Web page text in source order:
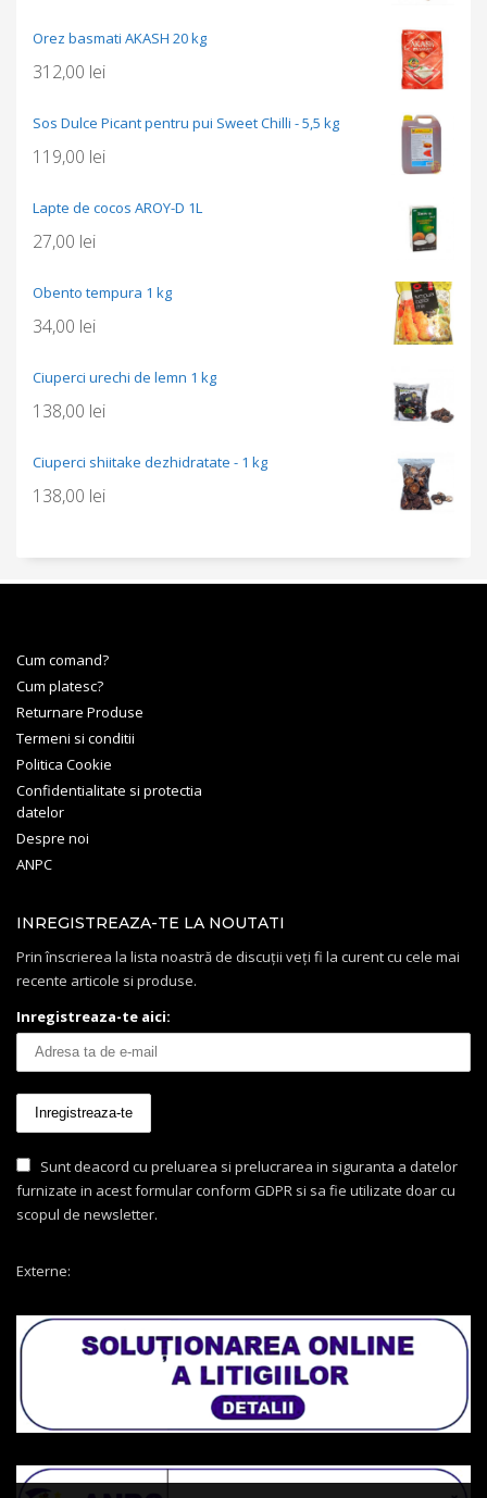
Orez basmati AKASH 20 kg
312,00 lei
Sos Dulce Picant pentru pui Sweet Chilli - 5,5 kg
119,00 lei
Lapte de cocos AROY-D 1L
27,00 lei
Obento tempura 1 kg
34,00 lei
Ciuperci urechi de lemn 1 kg
138,00 lei
Ciuperci shiitake dezhidratate - 1 kg
138,00 lei
Cum comand?
Cum platesc?
Returnare Produse
Termeni si conditii
Politica Cookie
Confidentialitate si protectia
datelor
Despre noi
ANPC
INREGISTREAZA-TE LA NOUTATI
Prin înscrierea la lista noastră de discuții veți fi la curent cu cele mai
recente articole si produse.
Inregistreaza-te aici:
Sunt deacord cu preluarea si prelucrarea in siguranta a datelor
furnizate in acest formular conform GDPR si sa fie utilizate doar cu
scopul de newsletter.
Externe: